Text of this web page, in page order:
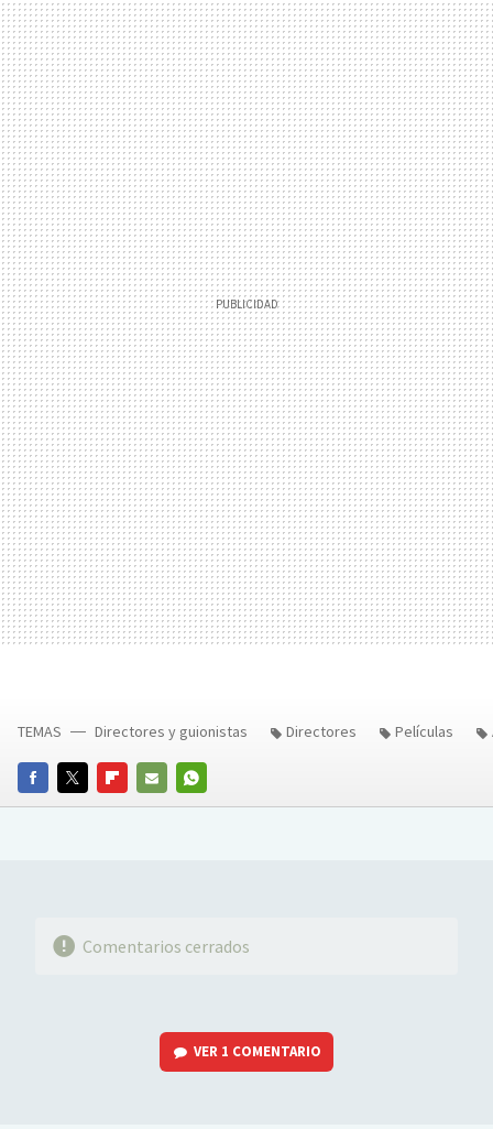
FACEBOOKTWITTERFLIPBOARD
E-
WHATSAPP
TEMAS Directores y guionistas Directores Películas
Comentarios cerrados
VER 1 COMENTARIO